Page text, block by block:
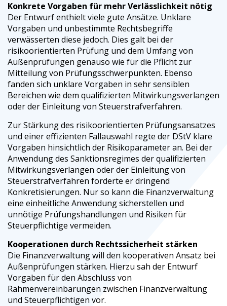
Konkrete Vorgaben für mehr Verlässlichkeit nötig
Der Entwurf enthielt viele gute Ansätze. Unklare
Vorgaben und unbestimmte Rechtsbegriffe
verwässerten diese jedoch. Dies galt bei der
risikoorientierten Prüfung und dem Umfang von
Außenprüfungen genauso wie für die Pflicht zur
Mitteilung von Prüfungsschwerpunkten. Ebenso
fanden sich unklare Vorgaben in sehr sensiblen
Bereichen wie dem qualifizierten Mitwirkungsverlangen
oder der Einleitung von Steuerstrafverfahren.
Zur Stärkung des risikoorientierten Prüfungsansatzes
und einer effizienten Fallauswahl regte der DStV klare
Vorgaben hinsichtlich der Risikoparameter an. Bei der
Anwendung des Sanktionsregimes der qualifizierten
Mitwirkungsverlangen oder der Einleitung von
Steuerstrafverfahren forderte er dringend
Konkretisierungen. Nur so kann die Finanzverwaltung
eine einheitliche Anwendung sicherstellen und
unnötige Prüfungshandlungen und Risiken für
Steuerpflichtige vermeiden.
Kooperationen durch Rechtssicherheit stärken
Die Finanzverwaltung will den kooperativen Ansatz bei
Außenprüfungen stärken. Hierzu sah der Entwurf
Vorgaben für den Abschluss von
Rahmenvereinbarungen zwischen Finanzverwaltung
und Steuerpflichtigen vor.